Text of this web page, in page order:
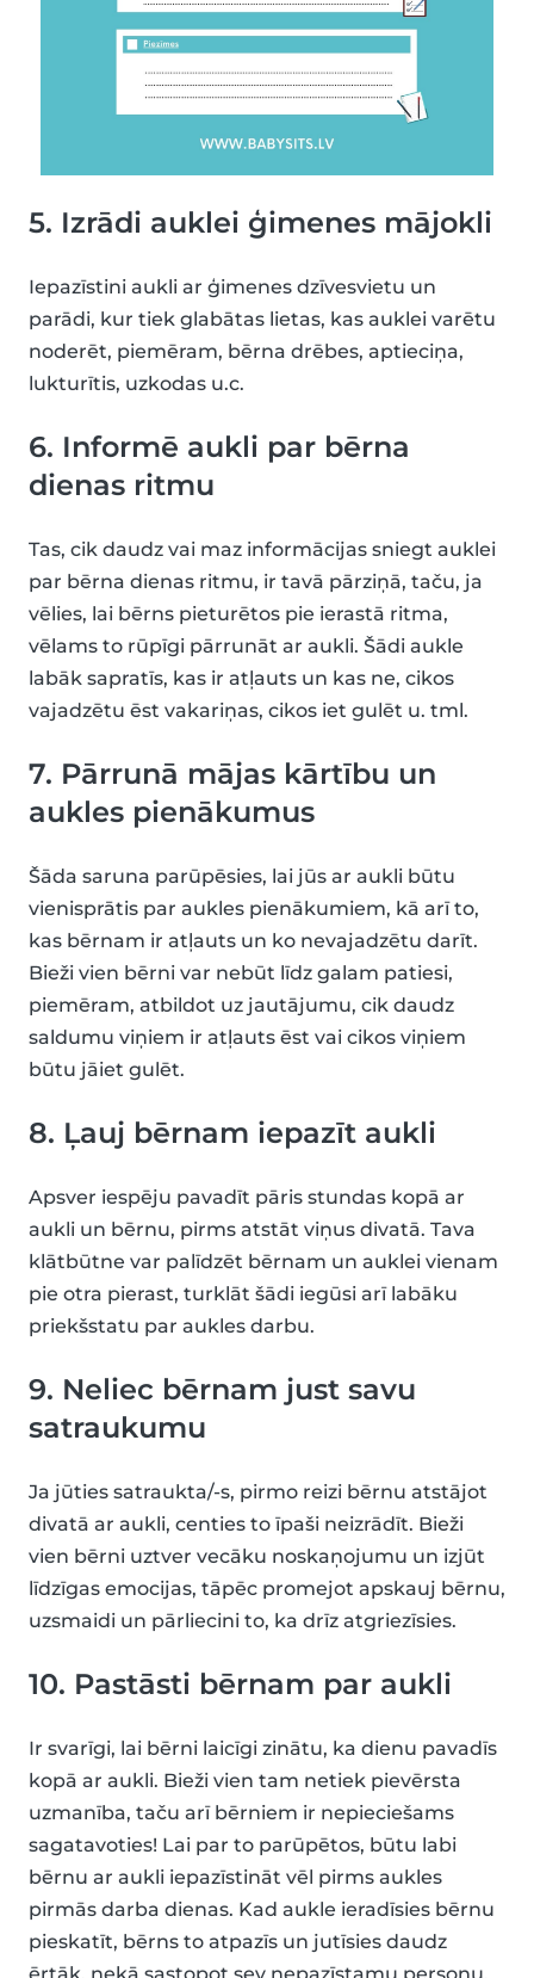
5. Izrādi auklei ģimenes mājokli
Iepazīstini aukli ar ģimenes dzīvesvietu un
parādi, kur tiek glabātas lietas, kas auklei varētu
noderēt, piemēram, bērna drēbes, aptieciņa,
lukturītis, uzkodas u.c.
6. Informē aukli par bērna
dienas ritmu
Tas, cik daudz vai maz informācijas sniegt auklei
par bērna dienas ritmu, ir tavā pārziņā, taču, ja
vēlies, lai bērns pieturētos pie ierastā ritma,
vēlams to rūpīgi pārrunāt ar aukli. Šādi aukle
labāk sapratīs, kas ir atļauts un kas ne, cikos
vajadzētu ēst vakariņas, cikos iet gulēt u. tml.
7. Pārrunā mājas kārtību un
aukles pienākumus
Šāda saruna parūpēsies, lai jūs ar aukli būtu
vienisprātis par aukles pienākumiem, kā arī to,
kas bērnam ir atļauts un ko nevajadzētu darīt.
Bieži vien bērni var nebūt līdz galam patiesi,
piemēram, atbildot uz jautājumu, cik daudz
saldumu viņiem ir atļauts ēst vai cikos viņiem
būtu jāiet gulēt.
8. Ļauj bērnam iepazīt aukli
Apsver iespēju pavadīt pāris stundas kopā ar
aukli un bērnu, pirms atstāt viņus divatā. Tava
klātbūtne var palīdzēt bērnam un auklei vienam
pie otra pierast, turklāt šādi iegūsi arī labāku
priekšstatu par aukles darbu.
9. Neliec bērnam just savu
satraukumu
Ja jūties satraukta/-s, pirmo reizi bērnu atstājot
divatā ar aukli, centies to īpaši neizrādīt. Bieži
vien bērni uztver vecāku noskaņojumu un izjūt
līdzīgas emocijas, tāpēc promejot apskauj bērnu,
uzsmaidi un pārliecini to, ka drīz atgriezīsies.
10. Pastāsti bērnam par aukli
Ir svarīgi, lai bērni laicīgi zinātu, ka dienu pavadīs
kopā ar aukli. Bieži vien tam netiek pievērsta
uzmanība, taču arī bērniem ir nepieciešams
sagatavoties! Lai par to parūpētos, būtu labi
bērnu ar aukli iepazīstināt vēl pirms aukles
pirmās darba dienas. Kad aukle ieradīsies bērnu
pieskatīt, bērns to atpazīs un jutīsies daudz
ērtāk, nekā sastopot sev nepazīstamu personu.